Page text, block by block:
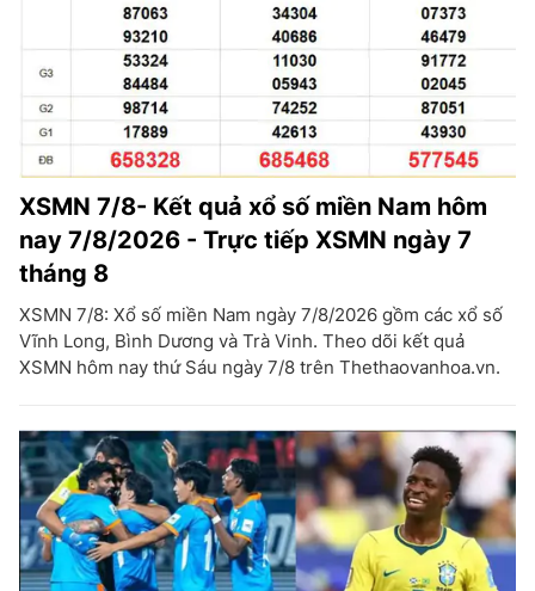
XSMN 7/8- Kết quả xổ số miền Nam hôm
nay 7/8/2026 - Trực tiếp XSMN ngày 7
tháng 8
XSMN 7/8: Xổ số miền Nam ngày 7/8/2026 gồm các xổ số
Vĩnh Long, Bình Dương và Trà Vinh. Theo dõi kết quả
XSMN hôm nay thứ Sáu ngày 7/8 trên Thethaovanhoa.vn.